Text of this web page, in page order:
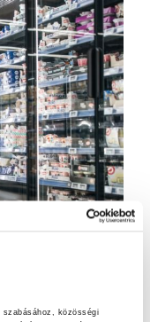
közösségi